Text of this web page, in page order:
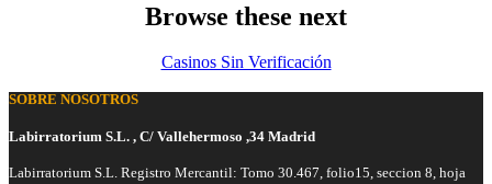
Browse these next
Casinos Sin Verificación
SOBRE NOSOTROS
Labirratorium S.L. , C/ Vallehermoso ,34 Madrid
Labirratorium S.L. Registro Mercantil: Tomo 30.467, folio15, seccion 8, hoja